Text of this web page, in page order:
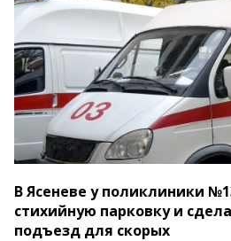
В Ясеневе у поликлиники
стихийную парковку и
подъезд для скорых